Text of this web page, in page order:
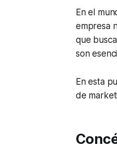
En el
empresa
que
son
En esta
de